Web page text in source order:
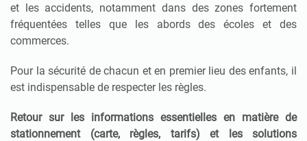
et les accidents, notamment dans des zones fortement
fréquentées telles que les abords des écoles et des
commerces.
Pour la sécurité de chacun et en premier lieu des enfants, il
est indispensable de respecter les règles.
Retour sur les informations essentielles en matière de
stationnement (carte, règles, tarifs) et les solutions